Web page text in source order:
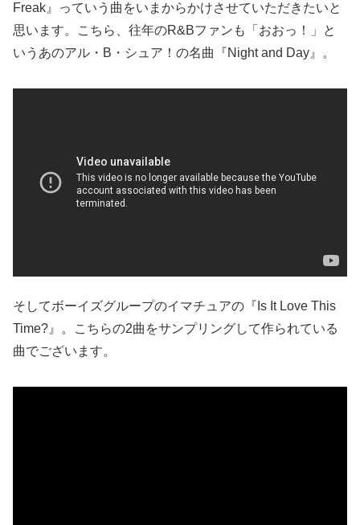
Freak』っていう曲をいまからかけさせていただきたいと
思います。こちら、往年のR&Bファンも「おおっ！」と
いうあのアル・B・シュア！の名曲『Night and Day』。
そしてボーイズグループのイマチュアの『Is It Love This
Time?』。こちらの2曲をサンプリングして作られている
曲でございます。